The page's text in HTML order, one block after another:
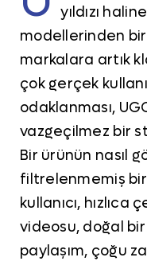
yıldızı
modellerinden
markalara artık
çok gerçek
odaklanması,
vazgeçilmez bir
Bir ürünün nasıl
filtrelenmemiş
kullanıcı, hızlıca
videosu, doğal
paylaşım, çoğu